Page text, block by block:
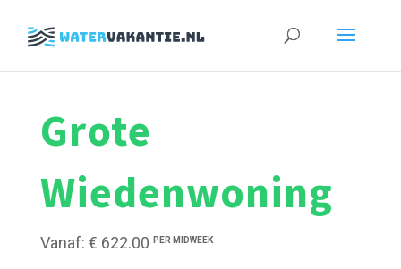
Zoeken
Grote
Wiedenwoning
Vanaf: € 622.00 PER MIDWEEK